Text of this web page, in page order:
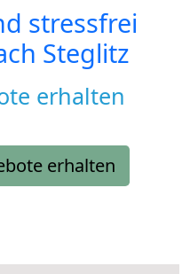
stressfrei
Steglitz
erhalten
erhalten